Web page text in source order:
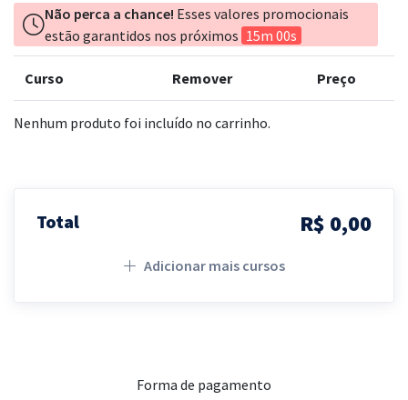
Não perca a chance! Esses valores promocionais
estão garantidos nos próximos 15m 00s
Curso Remover Preço
Nenhum produto foi incluído no carrinho.
Total R$ 0,00
Adicionar mais cursos
Forma de pagamento